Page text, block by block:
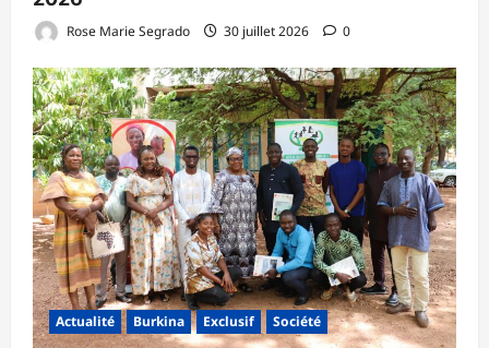
Rose Marie Segrado 30 juillet 2026 0
Actualité Burkina Exclusif Société